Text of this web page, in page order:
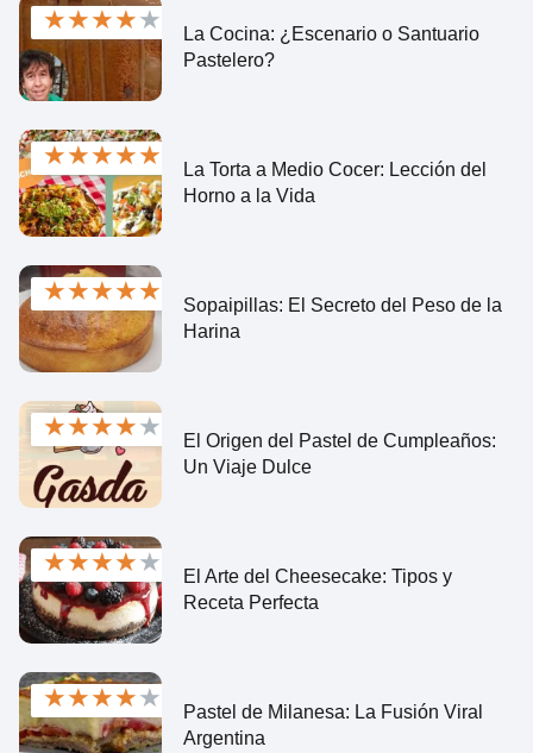
★★★★★
La Cocina: ¿Escenario o Santuario
Pastelero?
★★★★★
La Torta a Medio Cocer: Lección del
Horno a la Vida
★★★★★
Sopaipillas: El Secreto del Peso de la
Harina
★★★★★
El Origen del Pastel de Cumpleaños:
Un Viaje Dulce
★★★★★
El Arte del Cheesecake: Tipos y
Receta Perfecta
★★★★★
Pastel de Milanesa: La Fusión Viral
Argentina